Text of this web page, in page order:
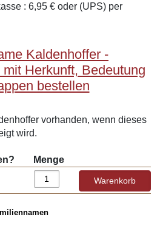
: 6,95 € oder (UPS) per
Kaldenhoffer -
Herkunft, Bedeutung
bestellen
vorhanden, wenn dieses
wird.
Menge